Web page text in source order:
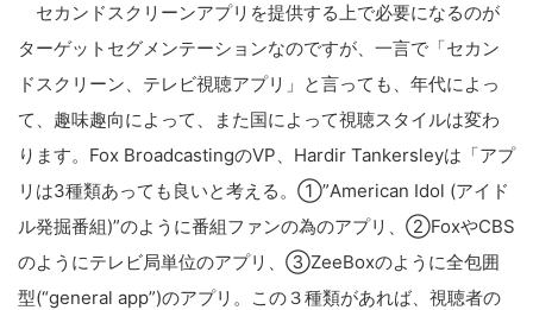
セカンドスクリーンアプリを提供する上で必要になるのが
ターゲットセグメンテーションなのですが、一言で「セカン
ドスクリーン、テレビ視聴アプリ」と言っても、年代によっ
て、趣味趣向によって、また国によって視聴スタイルは変わ
ります。Fox BroadcastingのVP、Hardir Tankersleyは「アプ
リは3種類あっても良いと考える。①”American Idol (アイド
ル発掘番組)”のように番組ファンの為のアプリ、②FoxやCBS
のようにテレビ局単位のアプリ、③ZeeBoxのように全包囲
型(“general app”)のアプリ。この３種類があれば、視聴者の
の
サ
イ
検
索
す
る